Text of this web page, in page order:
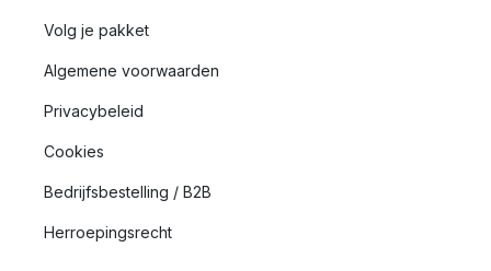
Volg je pakket
Algemene voorwaarden
Privacybeleid
Cookies
Bedrijfsbestelling / B2B
Herroepingsrecht